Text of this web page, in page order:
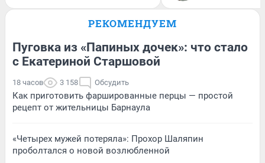
РЕКОМЕНДУЕМ
Пуговка из «Папиных дочек»: что стало
с Екатериной Старшовой
18 часов 3 158 Обсудить
Как приготовить фаршированные перцы — простой
рецепт от жительницы Барнаула
«Четырех мужей потеряла»: Прохор Шаляпин
проболтался о новой возлюбленной